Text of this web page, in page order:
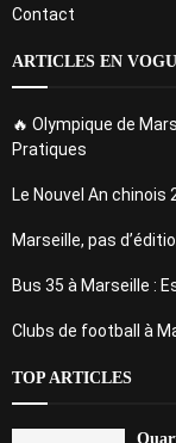
Contact
ARTICLES EN
🔥 Olympique de
Pratiques
Le Nouvel An chinois
Marseille, pas
Bus 35 à Marseille :
Clubs de football à
TOP ARTICLES